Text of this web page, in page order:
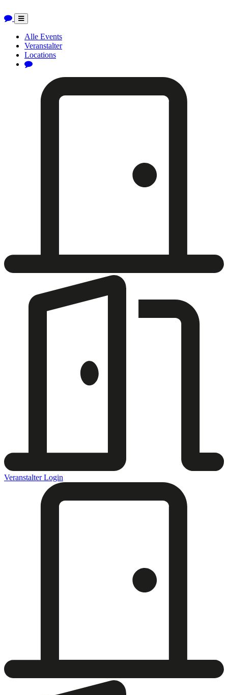
Toggle
navigation
Alle Events
Veranstalter
Locations
Veranstalter Login